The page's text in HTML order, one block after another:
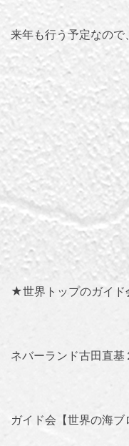
来年も行う予定なので
★世界トップのガイ
ネバーランド古田直
ガイド会【世界の海ブ